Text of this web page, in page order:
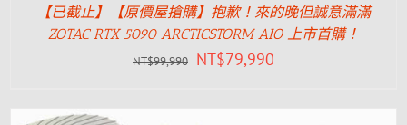
【已截止】【原價屋搶購】抱歉！來的晚但誠意滿滿
ZOTAC RTX 5090 ARCTICSTORM AIO 上市首購！
NT$99,990 NT$79,990